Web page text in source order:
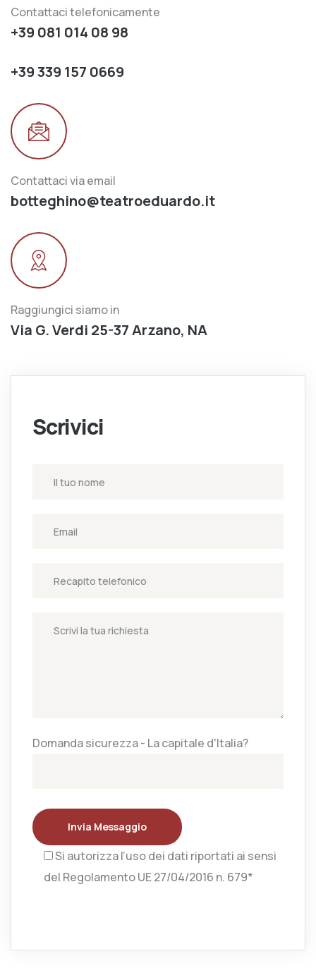
Contattaci telefonicamente
+39 081 014 08 98
+39 339 157 0669
Contattaci via email
botteghino@teatroeduardo.it
Raggiungici siamo in
Via G. Verdi 25-37 Arzano, NA
Scrivici
Domanda sicurezza - La capitale d'Italia?
Invia Messaggio
Si autorizza l’uso dei dati riportati ai sensi
del Regolamento UE 27/04/2016 n. 679*